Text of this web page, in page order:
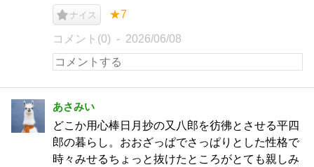
ナイス ★7
コメント(0) 2026/06/08
あさみい
どこか用心棒日月抄の又八郎を彷彿とさせる平四
郎の暮らし。おおざっぱでさっぱりとした性格で
時々みせるちょっと抜けたところがとても親しみ